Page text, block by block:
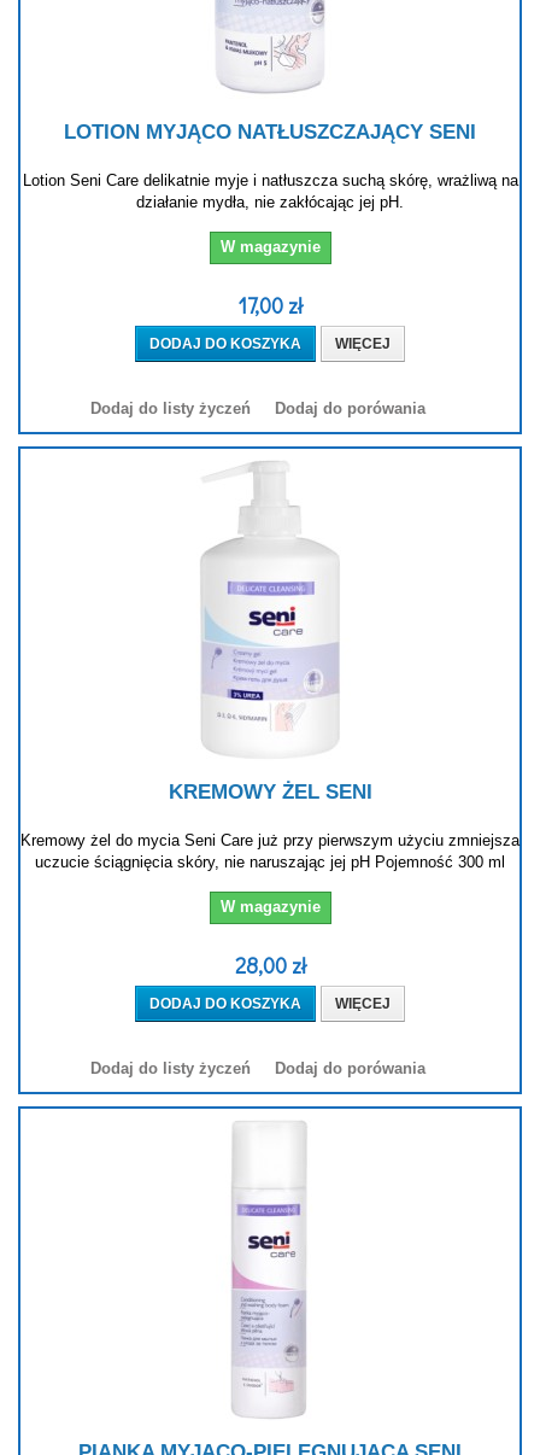
LOTION MYJĄCO NATŁUSZCZAJĄCY SENI
Lotion Seni Care delikatnie myje i natłuszcza suchą skórę, wrażliwą na
działanie mydła, nie zakłócając jej pH.
W magazynie
17,00 zł
DODAJ DO KOSZYKA WIĘCEJ
Dodaj do listy życzeń Dodaj do porówania
KREMOWY ŻEL SENI
Kremowy żel do mycia Seni Care już przy pierwszym użyciu zmniejsza
uczucie ściągnięcia skóry, nie naruszając jej pH Pojemność 300 ml
W magazynie
28,00 zł
DODAJ DO KOSZYKA WIĘCEJ
Dodaj do listy życzeń Dodaj do porówania